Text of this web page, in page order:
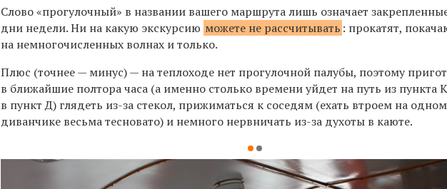
Слово «прогулочный» в названии вашего маршрута лишь означает
дни недели. Ни на какую экскурсию можете не рассчитывать : прокатят,
на немногочисленных волнах и только.
Плюс (точнее — минус) — на теплоходе нет прогулочной палубы, поэтому
в ближайшие полтора часа (а именно столько времени уйдет на путь из пункта
в пункт Д) глядеть из-за стекол, прижиматься к соседям (ехать втроем на одном
диванчике весьма тесновато) и немного нервничать из-за духоты в каюте.